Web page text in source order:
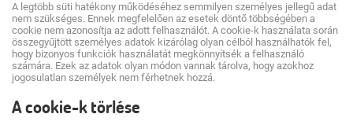
A legtöbb süti hatékony működéséhez semmilyen személyes jellegű adat
nem szükséges. Ennek megfelelően az esetek döntő többségében a
cookie nem azonosítja az adott felhasználót. A cookie-k használata során
összegyűjtött személyes adatok kizárólag olyan célból használhatók fel,
hogy bizonyos funkciók használatát megkönnyítsék a felhasználó
számára. Ezek az adatok olyan módon vannak tárolva, hogy azokhoz
jogosulatlan személyek nem férhetnek hozzá.
A cookie-k törlése